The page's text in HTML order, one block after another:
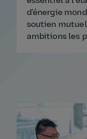
d’énergie
soutien
ambitions les